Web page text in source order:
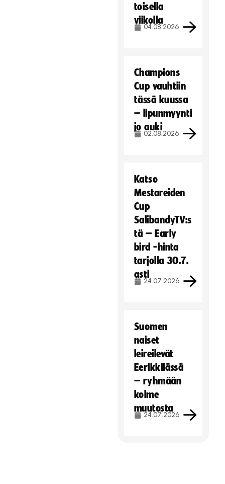
toisella
viikolla
04.08.2026
Champions
Cup vauhtiin
tässä kuussa
– lipunmyynti
jo auki
02.08.2026
Katso
Mestareiden
Cup
SalibandyTV:s
tä – Early
bird -hinta
tarjolla 30.7.
asti
24.07.2026
Suomen
naiset
leireilevät
Eerikkilässä
– ryhmään
kolme
muutosta
24.07.2026